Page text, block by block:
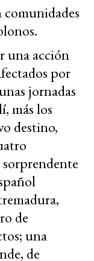
comunidades
una acción
por
jornadas
más los
destino,
sorprendente
de
una
de